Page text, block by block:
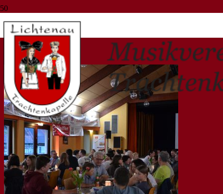
kameradschaft
kameradschaft